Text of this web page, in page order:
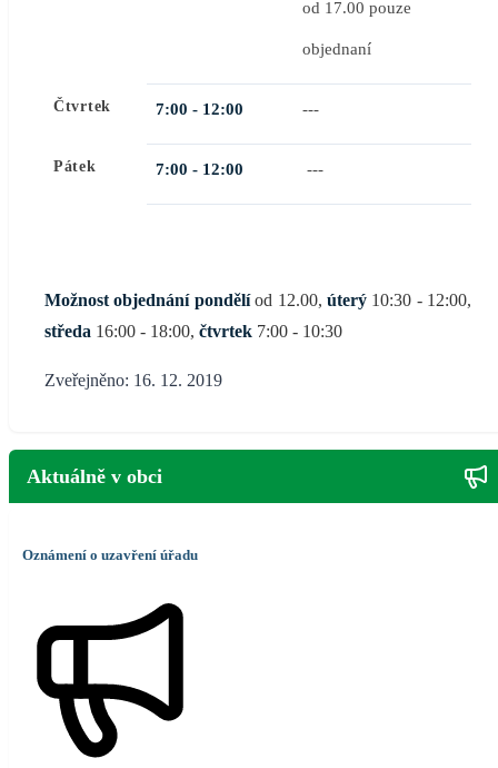
od 17.00 pouze
objednaní
Čtvrtek 7:00 - 12:00 ---
Pátek 7:00 - 12:00 ---
Možnost objednání pondělíod 12.00, úterý10:30 - 12:00,
středa 16:00 - 18:00, čtvrtek 7:00 - 10:30
Zveřejněno: 16. 12. 2019
Aktuálně v obci
Oznámení o uzavření úřadu